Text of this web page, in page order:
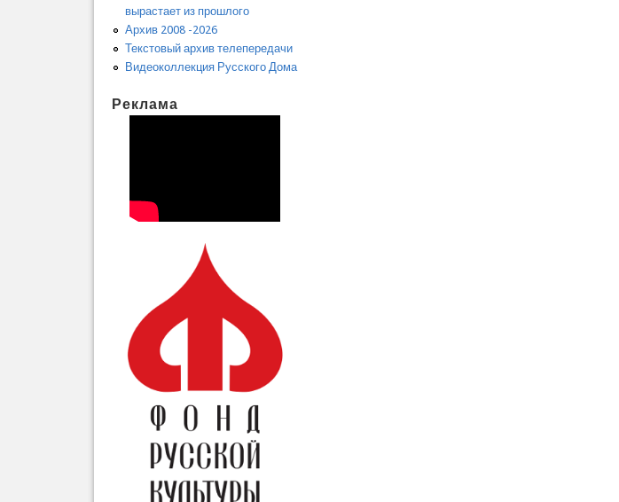
вырастает из прошлого
Архив 2008 -2026
Текстовый архив телепередачи
Видеоколлекция Русского Дома
Реклама